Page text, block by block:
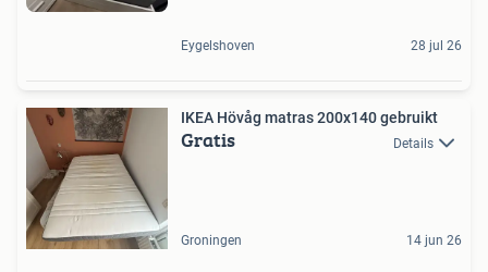
Eygelshoven 28 jul 26
IKEA Hövåg matras 200x140 gebruikt
Gratis Details
Groningen 14 jun 26